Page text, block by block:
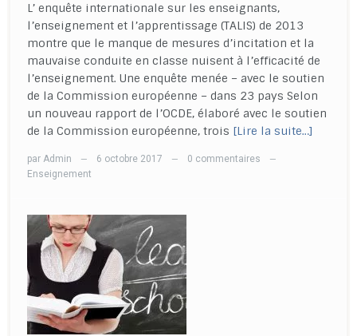
L’ enquête internationale sur les enseignants,
l’enseignement et l’apprentissage (TALIS) de 2013
montre que le manque de mesures d’incitation et la
mauvaise conduite en classe nuisent à l’efficacité de
l’enseignement. Une enquête menée – avec le soutien
de la Commission européenne – dans 23 pays Selon
un nouveau rapport de l’OCDE, élaboré avec le soutien
de la Commission européenne, trois [Lire la suite…]
par Admin — 6 octobre 2017 — 0 commentaires —
Enseignement